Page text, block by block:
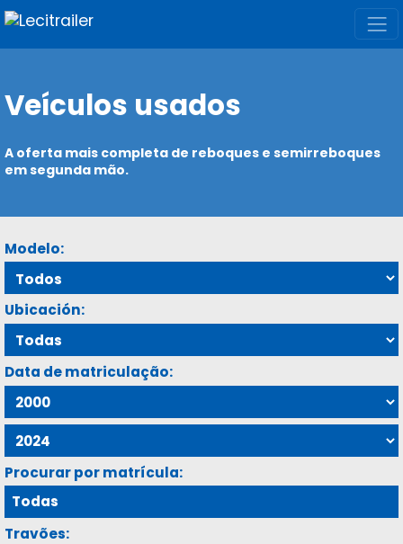
Veículos usados
A oferta mais completa de reboques e semirreboques
em segunda mão.
Modelo:
Ubicación:
Data de matriculação:
Procurar por matrícula:
Travões: